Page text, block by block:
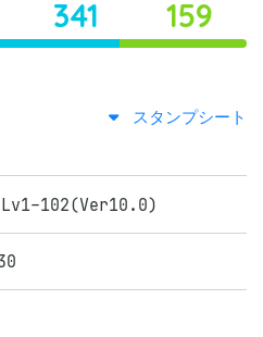
341 159
スタンプシート
102(Ver10.0)